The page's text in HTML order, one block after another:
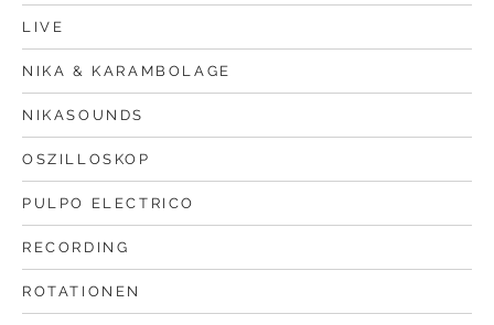
LIVE
NIKA & KARAMBOLAGE
NIKASOUNDS
OSZILLOSKOP
PULPO ELECTRICO
RECORDING
ROTATIONEN